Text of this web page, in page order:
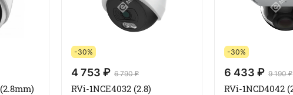
-30%
4 753 ₽ 6 790 ₽
RVi-1NCE4032 (2.8)
-30%
6 433 ₽ 9 190 ₽
RVi-1NCD4042